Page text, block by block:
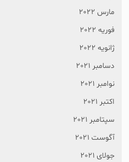
مارس 2022
فوریه 2022
ژانویه 2022
دسامبر 2021
نوامبر 2021
اکتبر 2021
سپتامبر 2021
آگوست 2021
جولای 2021